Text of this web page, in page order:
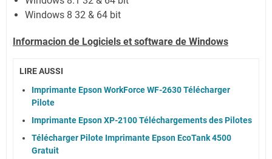
Windows 8 32 & 64 bit
Informacion de Logiciels et software de Windows
LIRE AUSSI
Imprimante Epson WorkForce WF-2630 Télécharger
Pilote
Imprimante Epson XP-2100 Téléchargements des Pilotes
Télécharger Pilote Imprimante Epson EcoTank 4500
Gratuit